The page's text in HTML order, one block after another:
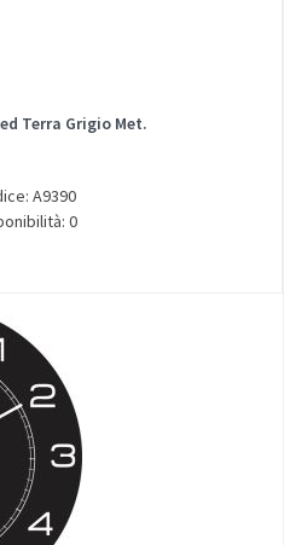
Terra Grigio Met.
A9390
0